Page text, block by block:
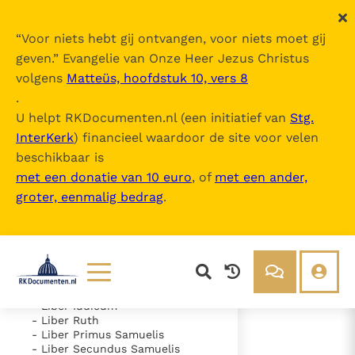
“Voor niets hebt gij ontvangen, voor niets moet gij
geven.” Evangelie van Onze Heer Jezus Christus
volgens Matteüs, hoofdstuk 10, vers 8
.
U helpt RKDocumenten.nl (een initiatief van Stg.
InterKerk) financieel waardoor de site voor velen
beschikbaar is
met een donatie van 10 euro, of met een ander,
groter, eenmalig bedrag.
Lezen
Documenten
Over ons
Nova Vulgata
Inhoudsopgave
uitklappen
- Vetus Testamentum
- Liber Exodus
- Liber Numeri
- Liber Deuteronomii
- Liber Iudicum
- Liber Ruth
- Liber Primus Samuelis
- Liber Secundus Samuelis
- Caput 3